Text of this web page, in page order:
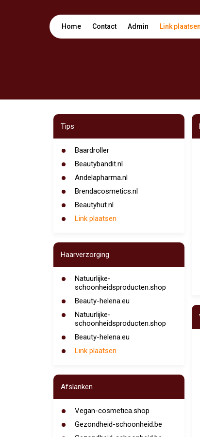
Home Contact Admin Link plaatsen
Tips
Baardroller
Beautybandit.nl
Andelapharma.nl
Brendacosmetics.nl
Beautyhut.nl
Link plaatsen
Haarverzorging
Natuurlijke-
schoonheidsproducten.shop
Beauty-helena.eu
Natuurlijke-
schoonheidsproducten.shop
Beauty-helena.eu
Link plaatsen
Afslanken
Vegan-cosmetica.shop
Gezondheid-schoonheid.be